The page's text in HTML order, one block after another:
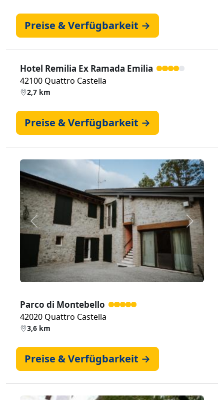
Preise & Verfügbarkeit →
Hotel Remilia Ex Ramada Emilia
42100 Quattro Castella
2,7 km
Preise & Verfügbarkeit →
Zurück Weiter
Parco di Montebello
42020 Quattro Castella
3,6 km
Preise & Verfügbarkeit →